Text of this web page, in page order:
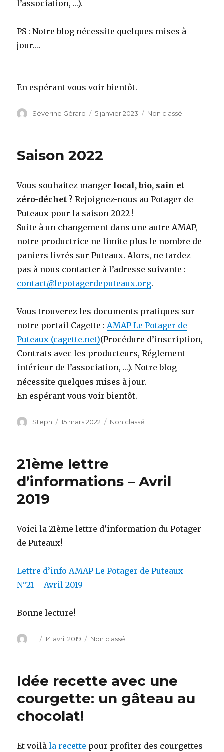
l’association, …).
PS : Notre blog nécessite quelques mises à
jour….
En espérant vous voir bientôt.
Auteur
Séverine Gérard
Publié
5 janvier 2023 Catégories
Non classé
Saison 2022
Vous souhaitez manger local, bio, sain et
zéro-déchet ? Rejoignez-nous au Potager de
Puteaux pour la saison 2022 !
Suite à un changement dans une autre AMAP,
notre productrice ne limite plus le nombre de
paniers livrés sur Puteaux. Alors, ne tardez
pas à nous contacter à l’adresse suivante :
contact@lepotagerdeputeaux.org.
Vous trouverez les documents pratiques sur
notre portail Cagette :AMAP Le Potager de
Puteaux (cagette.net)(Procédure d’inscription,
Contrats avec les producteurs, Réglement
intérieur de l’association, …). Notre blog
nécessite quelques mises à jour.
En espérant vous voir bientôt.
Auteur
Steph
Publié
15 mars 2022 Catégories
Non classé
21ème lettre
d’informations – Avril
2019
Voici la 21èmelettre d’information du Potager
de Puteaux!
Lettre d’info AMAP Le Potager de Puteaux –
N°21 – Avril 2019
Bonne lecture!
Auteur
F
Publié
14 avril 2019 Catégories
Non classé
Idée recette avec une
courgette: un gâteau au
chocolat!
Et voilàla recette pour profiter des courgettes